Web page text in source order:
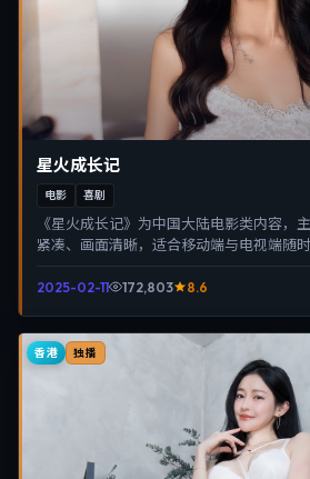
星火成长记
电影 喜剧
《星火成长记》为中国大陆电影类内容，
紧凑、画面清晰，适合移动端与电视端随
2025-02-11 172,803 8.6
香港 独播